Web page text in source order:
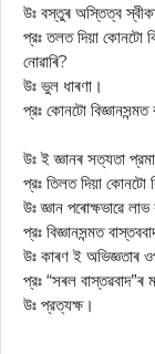
উঃ বস্তুৰ অস্তিত্ব
প্রঃ তলত দিয়া কোনটো
নোৱাৰি?
উঃ ভুল ধাৰণা।
প্রঃ কোনটো বিজ্ঞানসন্মত
উঃ ই জ্ঞানৰ সত্যতা
প্রঃ তিলত দিয়া কোনটো
উঃ জ্ঞান পৰোক্ষভাৱে
প্রঃ বিজ্ঞানসন্মত
উঃ কাৰণ ই অভিজ্ঞতাৰ
প্রঃ “সৰল বাস্তৱবাদ”ৰ
উঃ প্রত্যক্ষ।